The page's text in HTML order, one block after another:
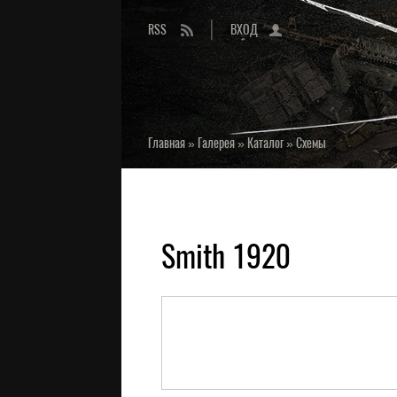
RSS ВХОД
Главная» Галерея»Каталог»Схемы
Smith 1920